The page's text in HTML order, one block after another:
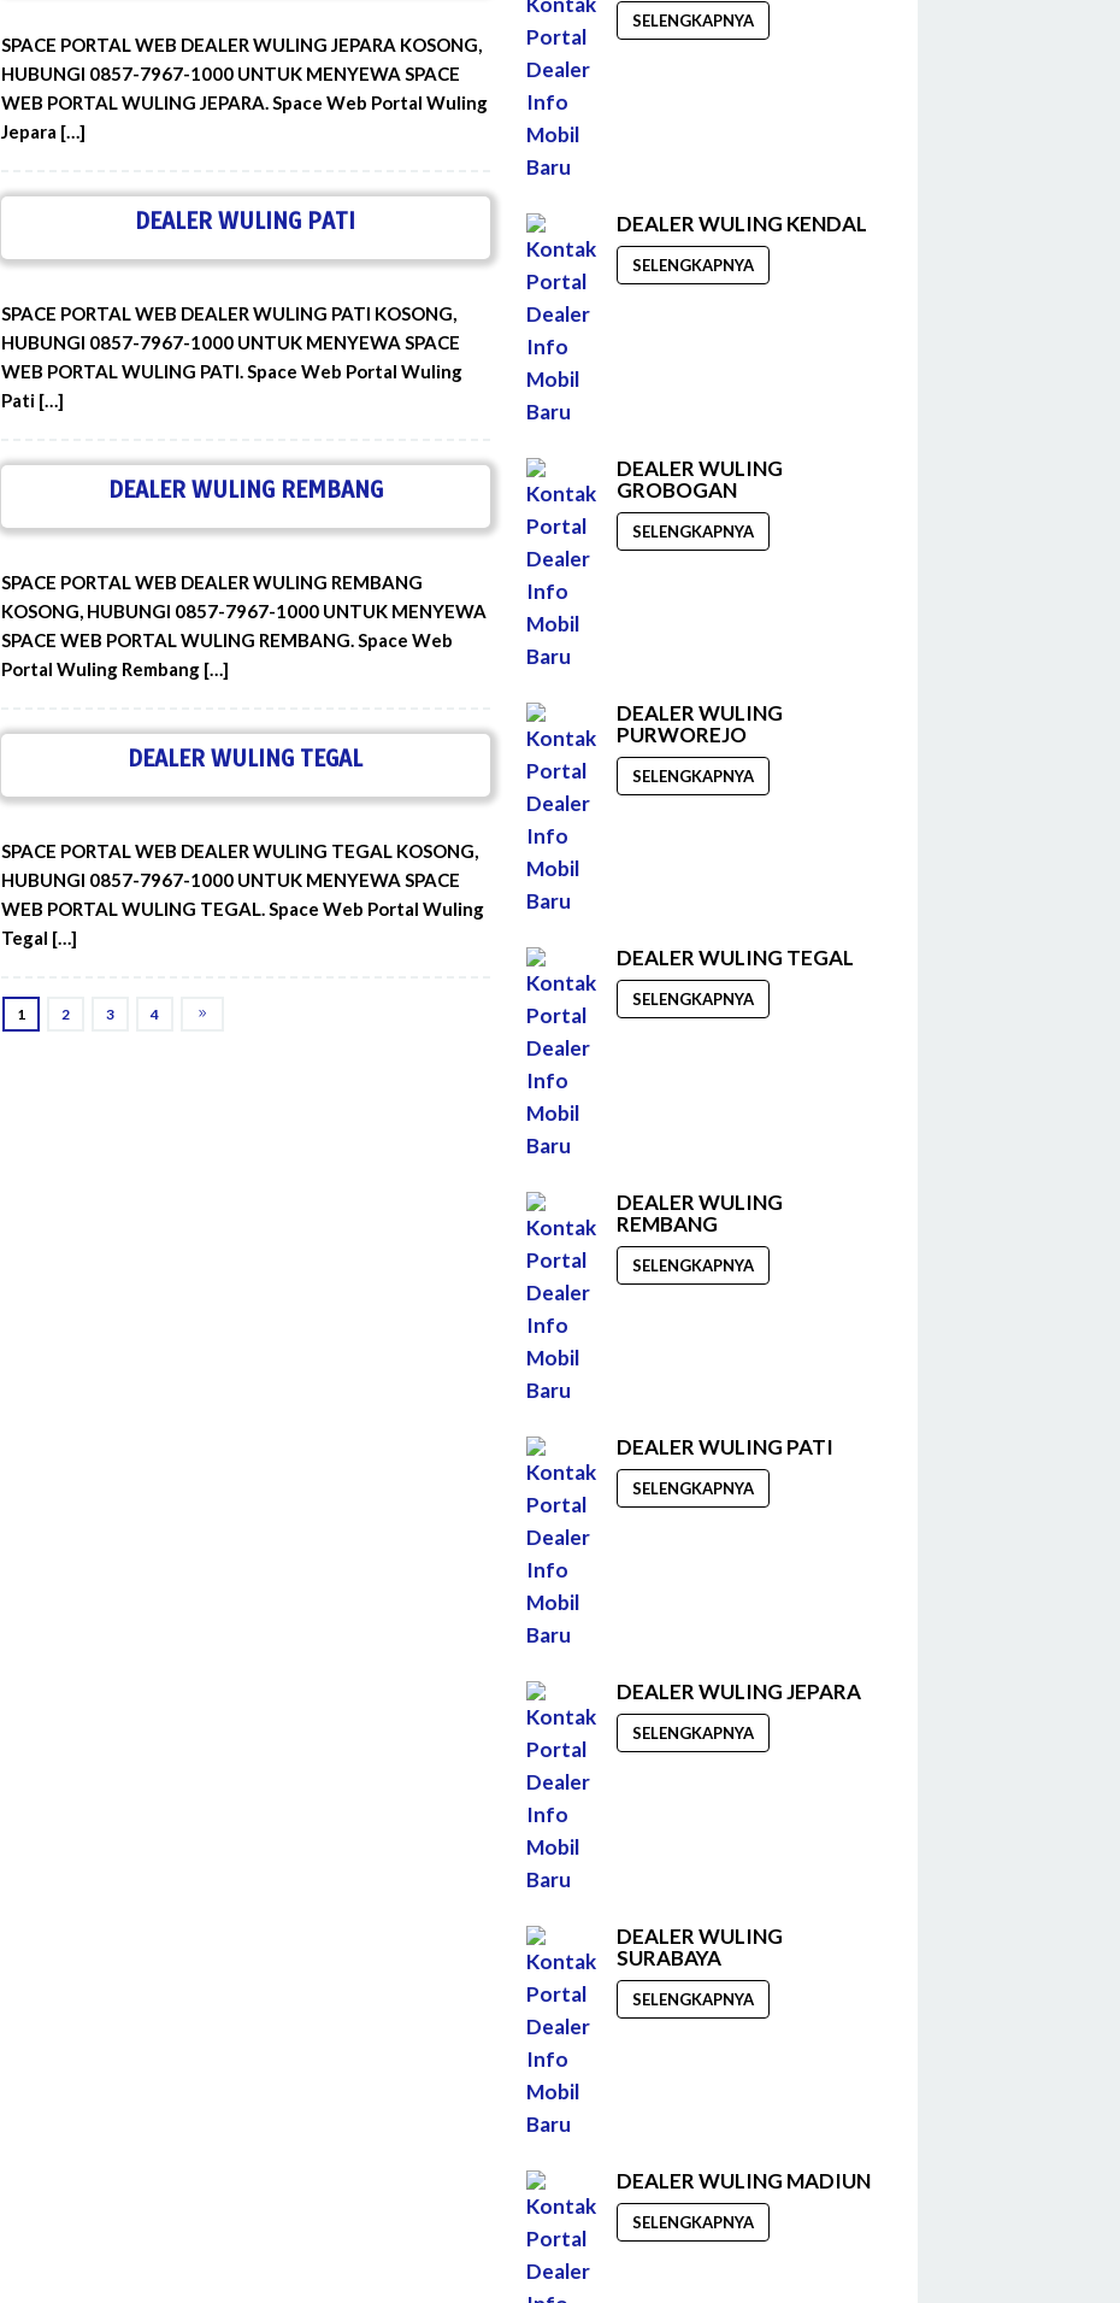
SPACE PORTAL WEB DEALER WULING JEPARA KOSONG,
HUBUNGI 0857-7967-1000 UNTUK MENYEWA SPACE
WEB PORTAL WULING JEPARA. Space Web Portal Wuling
Jepara […]
DEALER WULING PATI
SPACE PORTAL WEB DEALER WULING PATI KOSONG,
HUBUNGI 0857-7967-1000 UNTUK MENYEWA SPACE
WEB PORTAL WULING PATI. Space Web Portal Wuling
Pati […]
DEALER WULING REMBANG
SPACE PORTAL WEB DEALER WULING REMBANG
KOSONG, HUBUNGI 0857-7967-1000 UNTUK MENYEWA
SPACE WEB PORTAL WULING REMBANG. Space Web
Portal Wuling Rembang […]
DEALER WULING TEGAL
SPACE PORTAL WEB DEALER WULING TEGAL KOSONG,
HUBUNGI 0857-7967-1000 UNTUK MENYEWA SPACE
WEB PORTAL WULING TEGAL. Space Web Portal Wuling
Tegal […]
1 2 3 4
SELENGKAPNYA
DEALER WULING KENDAL
SELENGKAPNYA
DEALER WULING
GROBOGAN
SELENGKAPNYA
DEALER WULING
PURWOREJO
SELENGKAPNYA
DEALER WULING TEGAL
SELENGKAPNYA
DEALER WULING
REMBANG
SELENGKAPNYA
DEALER WULING PATI
SELENGKAPNYA
DEALER WULING JEPARA
SELENGKAPNYA
DEALER WULING
SURABAYA
SELENGKAPNYA
DEALER WULING MADIUN
SELENGKAPNYA